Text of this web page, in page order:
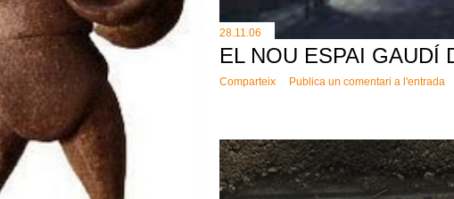
28.11.06
EL NOU ESPAI GAUDÍ
Comparteix Publica un comentari a l'entrada